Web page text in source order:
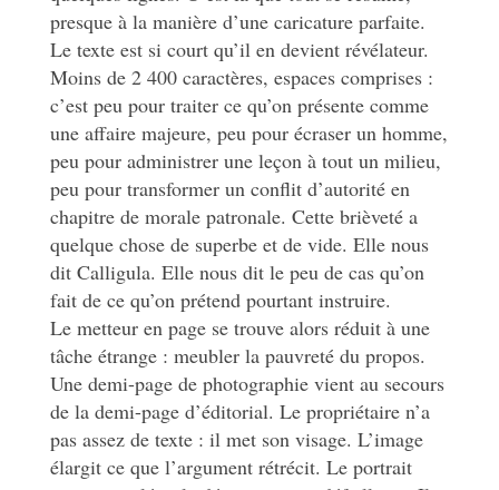
presque à la manière d’une caricature parfaite.
Le texte est si court qu’il en devient révélateur.
Moins de 2 400 caractères, espaces comprises :
c’est peu pour traiter ce qu’on présente comme
une affaire majeure, peu pour écraser un homme,
peu pour administrer une leçon à tout un milieu,
peu pour transformer un conflit d’autorité en
chapitre de morale patronale. Cette brièveté a
quelque chose de superbe et de vide. Elle nous
dit Calligula. Elle nous dit le peu de cas qu’on
fait de ce qu’on prétend pourtant instruire.
Le metteur en page se trouve alors réduit à une
tâche étrange : meubler la pauvreté du propos.
Une demi-page de photographie vient au secours
de la demi-page d’éditorial. Le propriétaire n’a
pas assez de texte : il met son visage. L’image
élargit ce que l’argument rétrécit. Le portrait